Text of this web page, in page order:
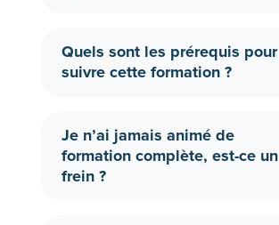
Quels sont les prérequis pour
suivre cette formation ?
Je n’ai jamais animé de
formation complète, est-ce un
frein ?